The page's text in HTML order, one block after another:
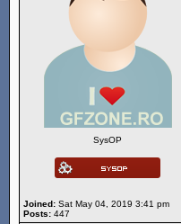
SysOP
Joined: Sat May 04, 2019 3:41 pm
Posts: 447